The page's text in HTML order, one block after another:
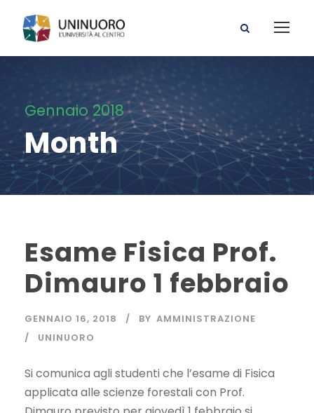
Gennaio 2018
Month
Esame Fisica Prof.
Dimauro 1 febbraio
GENNAIO 16, 2018 BY AMMINISTRAZIONE
UNINUORO
Si comunica agli studenti che l’esame di Fisica
applicata alle scienze forestali con Prof.